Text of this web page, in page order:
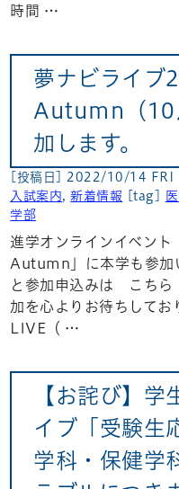
時間 …
夢ナビライブ
Autumn（10
加します。
[投稿日] 2022/10/14 FRI
入試案内 ,新着情報 [tag]
学部
進学オンラインイベン
Autumn」に本学も参加
と参加申込みは こちら
加を心よりお待ちしてお
LIVE（ …
【お詫び】学
イブ「受験生
学科・保健学